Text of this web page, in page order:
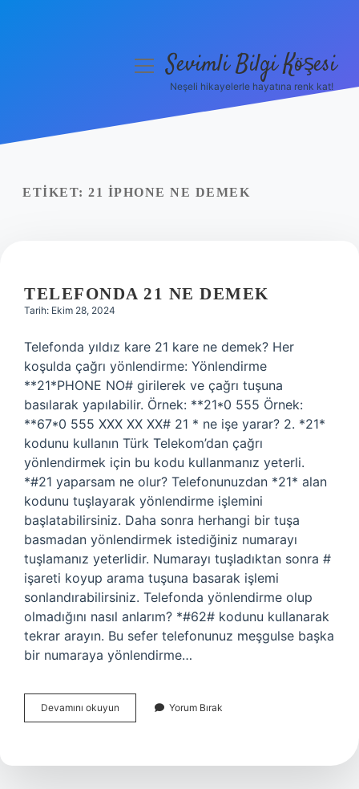
Yasal Uyarı
menüyüSevimli Bilgi Köşesi
Neşeli hikayelerle hayatına renk kat!
ETIKET: 21 IPHONE NE DEMEK
TELEFONDA 21 NE DEMEK
Tarih: Ekim 28, 2024
Telefonda yıldız kare 21 kare ne demek? Her
koşulda çağrı yönlendirme: Yönlendirme
**21*PHONE NO# girilerek ve çağrı tuşuna
basılarak yapılabilir. Örnek: **21*0 555 Örnek:
**67*0 555 XXX XX XX# 21 * ne işe yarar? 2. *21*
kodunu kullanın Türk Telekom’dan çağrı
yönlendirmek için bu kodu kullanmanız yeterli.
*#21 yaparsam ne olur? Telefonunuzdan *21* alan
kodunu tuşlayarak yönlendirme işlemini
başlatabilirsiniz. Daha sonra herhangi bir tuşa
basmadan yönlendirmek istediğiniz numarayı
tuşlamanız yeterlidir. Numarayı tuşladıktan sonra #
işareti koyup arama tuşuna basarak işlemi
sonlandırabilirsiniz. Telefonda yönlendirme olup
olmadığını nasıl anlarım? *#62# kodunu kullanarak
tekrar arayın. Bu sefer telefonunuz meşgulse başka
bir numaraya yönlendirme…
Devamını okuyun Telefonda
21
Yorum Bırak